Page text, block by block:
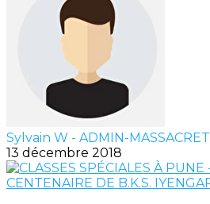
Sylvain W - ADMIN-MASSACRET
13 décembre 2018